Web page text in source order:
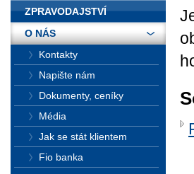
ZPRAVODAJSTVÍ
O NÁS
Kontakty
Napište nám
Dokumenty, ceníky
Média
Jak se stát klientem
Fio banka